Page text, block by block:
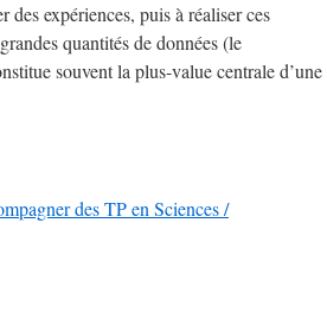
des expériences, puis à réaliser ces
quantités de données (le
souvent la plus-value centrale d’une
des TP en Sciences /